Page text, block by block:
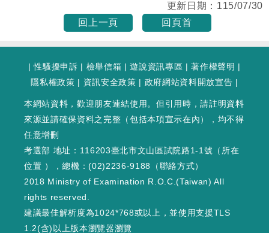
更新日期： 115/07/30
回上一頁
回頁首
|性騷擾申訴 | 檢舉信箱 |遊說資訊專區 |著作權聲明 |
隱私權政策 | 資訊安全政策 | 政府網站資料開放宣告 |
本網站資料，歡迎朋友連結使用。但引用時，請註明資料
來源並請確保資料之完整（包括本項宣示在內），均不得
任意增刪
考選部 地址：116203臺北市文山區試院路1-1號（ 所在
位置 ），總機：(02)2236-9188（聯絡方式）
2018 Ministry of Examination R.O.C.(Taiwan) All
rights reserved.
建議最佳解析度為1024*768或以上，並使用支援TLS
1.2(含)以上版本瀏覽器瀏覽